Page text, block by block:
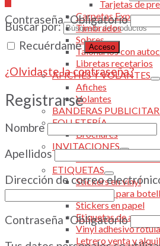
Buscar por:
Tarjetas de
Carpetas Express
Timbrados
Sobres
Talonarios con
Libretas recetarios
AFICHES Y VOLANTES
Afiches
Volantes
BANDERAS
FOLLETERÍA
Brochures
INVITACIONES
ETIQUETAS
Stickers en vinyl
Etiquetas para
Stickers en papel
Etiquetas de agua
Vinyl adhesivo
Letrero venta y
Contraseña*Obligatorio
Recuérdame
Acceso
¿Olvidaste la contraseña?
Registrarse
Nombre
Apellidos
Dirección de correo
Contraseña *Obligatorio